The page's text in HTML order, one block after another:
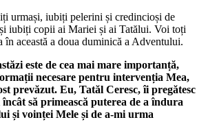
urmași, iubiți pelerini și credincioși de
iubiți copii ai Mariei și ai Tatălui. Voi toți
în această a doua duminică a Adventului.
este de cea mai mare importanță,
necesare pentru intervenția Mea,
prevăzut. Eu, Tatăl Ceresc, îi pregătesc
să primească puterea de a îndura
și voinței Mele și de a-mi urma